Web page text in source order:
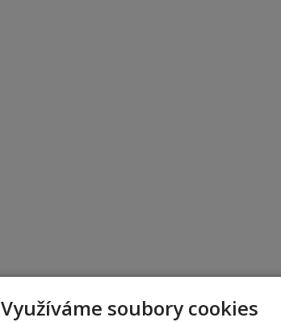
Využíváme soubory cookies